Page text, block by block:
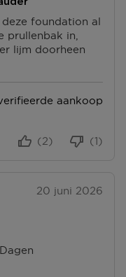
foundation al
prullenbak in,
lijm doorheen
aankoop
(1)
(2)
20 juni 2026